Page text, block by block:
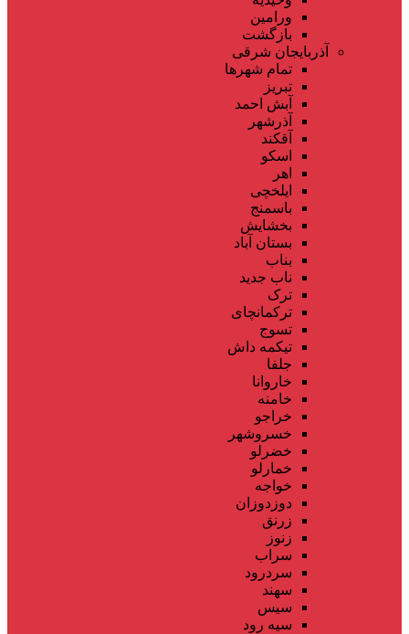
ورامین
بازگشت
آذربایجان شرقی
تمام شهر‌ها
تبریز
آبش احمد
آذرشهر
آقکند
اسکو
اهر
ایلخچی
باسمنج
بخشایش
بستان آباد
بناب
ناب جدید
ترک
ترکمانچای
تسوج
تیکمه داش
جلفا
خاروانا
خامنه
خراجو
خسروشهر
خضرلو
خمارلو
خواجه
دوزدوزان
زرنق
زنوز
سراب
سردرود
سهند
سیس
سیه رود